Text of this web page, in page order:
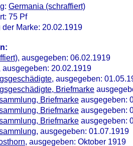
Germania (schraffiert)
75 Pf
Marke: 20.02.1919
, ausgegeben: 06.02.1919
ausgegeben: 20.02.1919
, ausgegeben:
Briefmarke
Briefmarke ausgegeben:
Briefmarke ausgegeben:
Briefmarke ausgegeben:
, ausgegeben: 01.07.1919
, ausgegeben: Oktober 1919